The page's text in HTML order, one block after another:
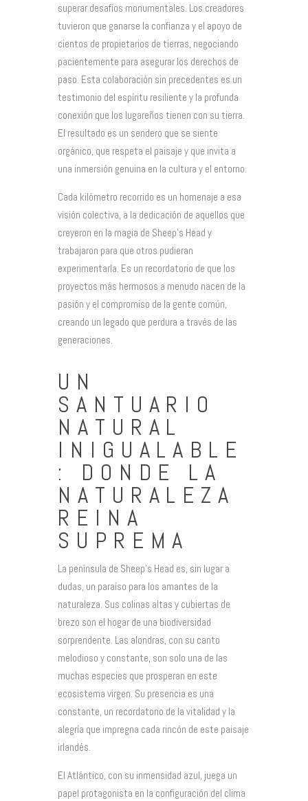
superar desafíos monumentales. Los creadores
tuvieron que ganarse la confianza y el apoyo de
cientos de propietarios de tierras, negociando
pacientemente para asegurar los derechos de
paso. Esta colaboración sin precedentes es un
testimonio del espíritu resiliente y la profunda
conexión que los lugareños tienen con su tierra.
El resultado es un sendero que se siente
orgánico, que respeta el paisaje y que invita a
una inmersión genuina en la cultura y el entorno.
Cada kilómetro recorrido es un homenaje a esa
visión colectiva, a la dedicación de aquellos que
creyeron en la magia de Sheep’s Head y
trabajaron para que otros pudieran
experimentarla. Es un recordatorio de que los
proyectos más hermosos a menudo nacen de la
pasión y el compromiso de la gente común,
creando un legado que perdura a través de las
generaciones.
UN
SANTUARIO
NATURAL
INIGUALABLE
: DONDE LA
NATURALEZA
REINA
SUPREMA
La península de Sheep’s Head es, sin lugar a
dudas, un paraíso para los amantes de la
naturaleza. Sus colinas altas y cubiertas de
brezo son el hogar de una biodiversidad
sorprendente. Las alondras, con su canto
melodioso y constante, son solo una de las
muchas especies que prosperan en este
ecosistema virgen. Su presencia es una
constante, un recordatorio de la vitalidad y la
alegría que impregna cada rincón de este paisaje
irlandés.
El Atlántico, con su inmensidad azul, juega un
papel protagonista en la configuración del clima